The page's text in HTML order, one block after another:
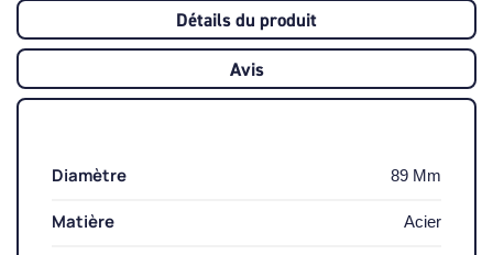
Détails du produit
Avis
Diamètre 89 Mm
Matière Acier